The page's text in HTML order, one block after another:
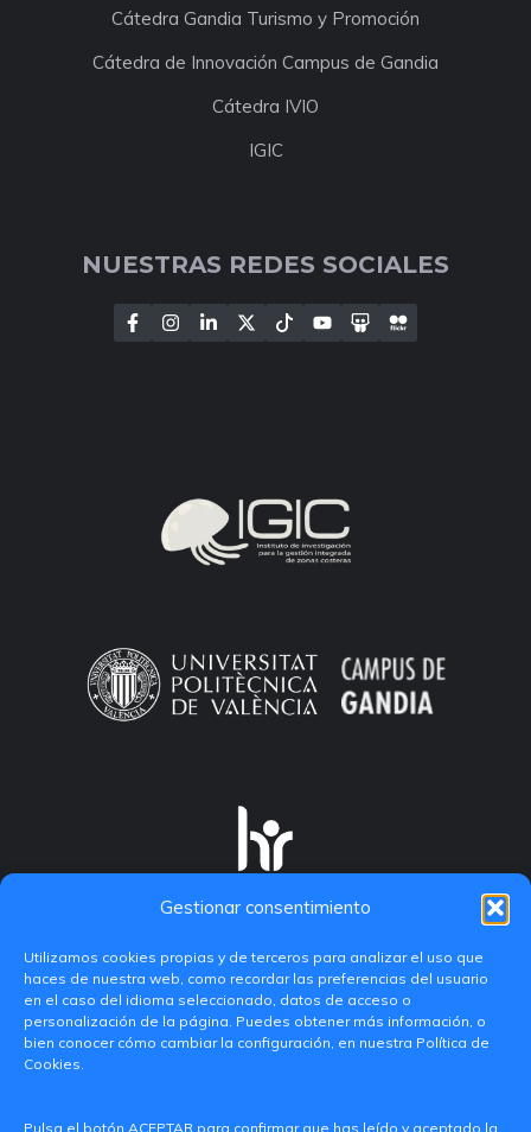
Gestionar consentimiento
Utilizamos cookies propias y de terceros para analizar el uso que
haces de nuestra web, como recordar las preferencias del usuario
en el caso del idioma seleccionado, datos de acceso o
personalización de la página. Puedes obtener más información, o
bien conocer cómo cambiar la configuración, en nuestra Política de
Cookies.
Pulsa el botón ACEPTAR para confirmar que has leído y aceptado la
Cátedra Gandia Turismo y Promoción
Cátedra de Innovación Campus de Gandia
Cátedra IVIO
IGIC
NUESTRAS REDES SOCIALES